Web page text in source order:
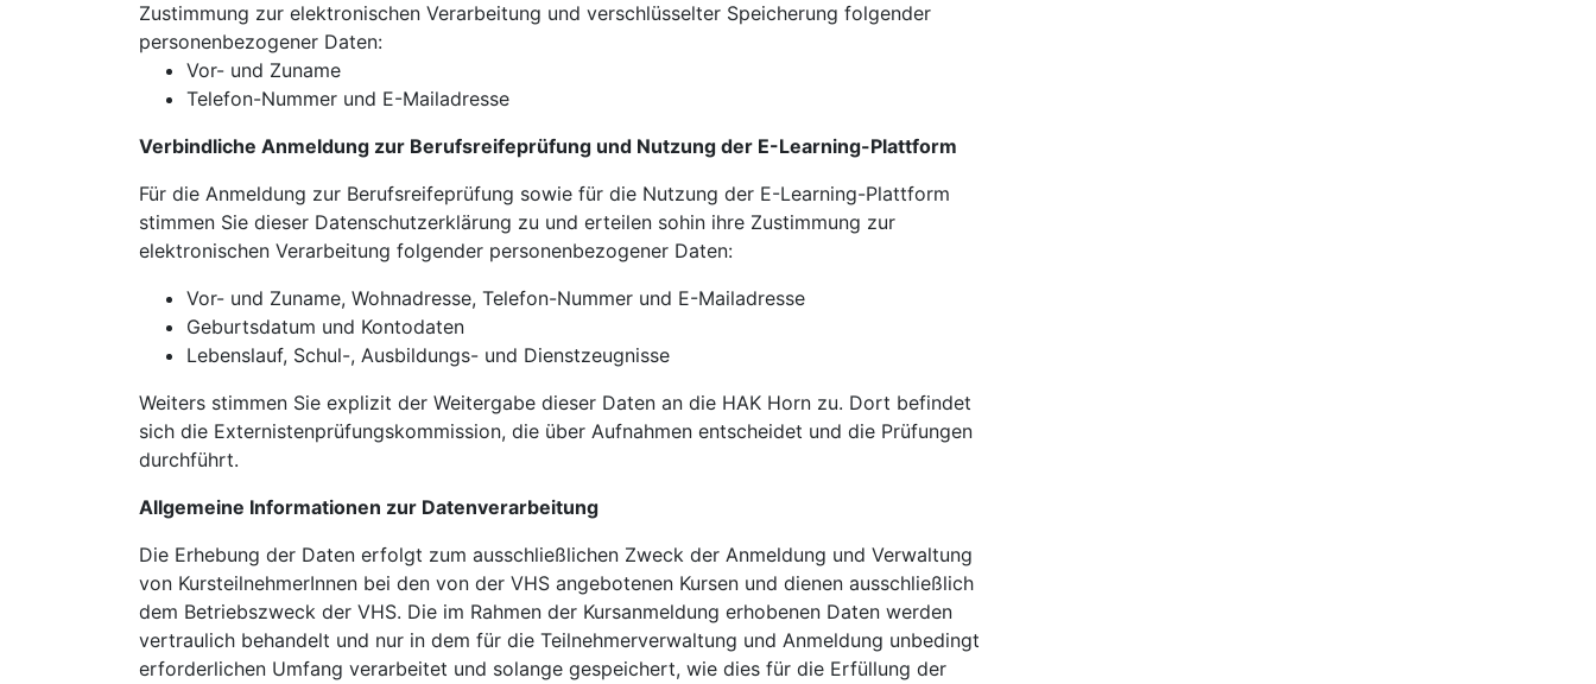
Zustimmung zur elektronischen Verarbeitung und verschlüsselter Speicherung folgender
personenbezogener Daten:
Vor- und Zuname
Telefon-Nummer und E-Mailadresse
Verbindliche Anmeldung zur Berufsreifeprüfung und Nutzung der E-Learning-Plattform
Für die Anmeldung zur Berufsreifeprüfung sowie für die Nutzung der E-Learning-Plattform
stimmen Sie dieser Datenschutzerklärung zu und erteilen sohin ihre Zustimmung zur
elektronischen Verarbeitung folgender personenbezogener Daten:
Vor- und Zuname, Wohnadresse, Telefon-Nummer und E-Mailadresse
Geburtsdatum und Kontodaten
Lebenslauf, Schul-, Ausbildungs- und Dienstzeugnisse
Weiters stimmen Sie explizit der Weitergabe dieser Daten an die HAK Horn zu. Dort befindet
sich die Externistenprüfungskommission, die über Aufnahmen entscheidet und die Prüfungen
durchführt.
Allgemeine Informationen zur Datenverarbeitung
Die Erhebung der Daten erfolgt zum ausschließlichen Zweck der Anmeldung und Verwaltung
von KursteilnehmerInnen bei den von der VHS angebotenen Kursen und dienen ausschließlich
dem Betriebszweck der VHS. Die im Rahmen der Kursanmeldung erhobenen Daten werden
vertraulich behandelt und nur in dem für die Teilnehmerverwaltung und Anmeldung unbedingt
erforderlichen Umfang verarbeitet und solange gespeichert, wie dies für die Erfüllung der